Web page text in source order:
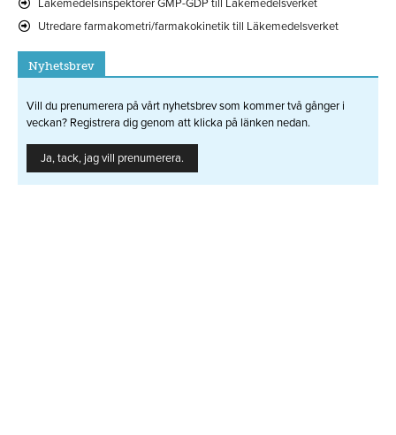
Läkemedelsinspektörer GMP-GDP till Läkemedelsverket
Utredare farmakometri/farmakokinetik till Läkemedelsverket
Nyhetsbrev
Vill du prenumerera på vårt nyhetsbrev som kommer två gånger i
veckan? Registrera dig genom att klicka på länken nedan.
Ja, tack, jag vill prenumerera.